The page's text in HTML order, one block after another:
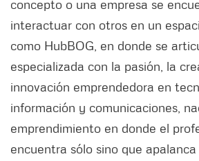
concepto o una empresa se
interactuar con otros en un
como HubBOG, en donde se
especializada con la pasión, la
innovación emprendedora en
información y comunicaciones,
emprendimiento en donde el
encuentra sólo sino que apalanca